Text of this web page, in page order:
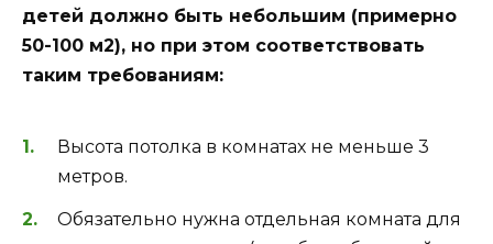
детей должно быть небольшим (примерно
50-100 м2), но при этом соответствовать
таким требованиям:
Высота потолка в комнатах не меньше 3
метров.
Обязательно нужна отдельная комната для